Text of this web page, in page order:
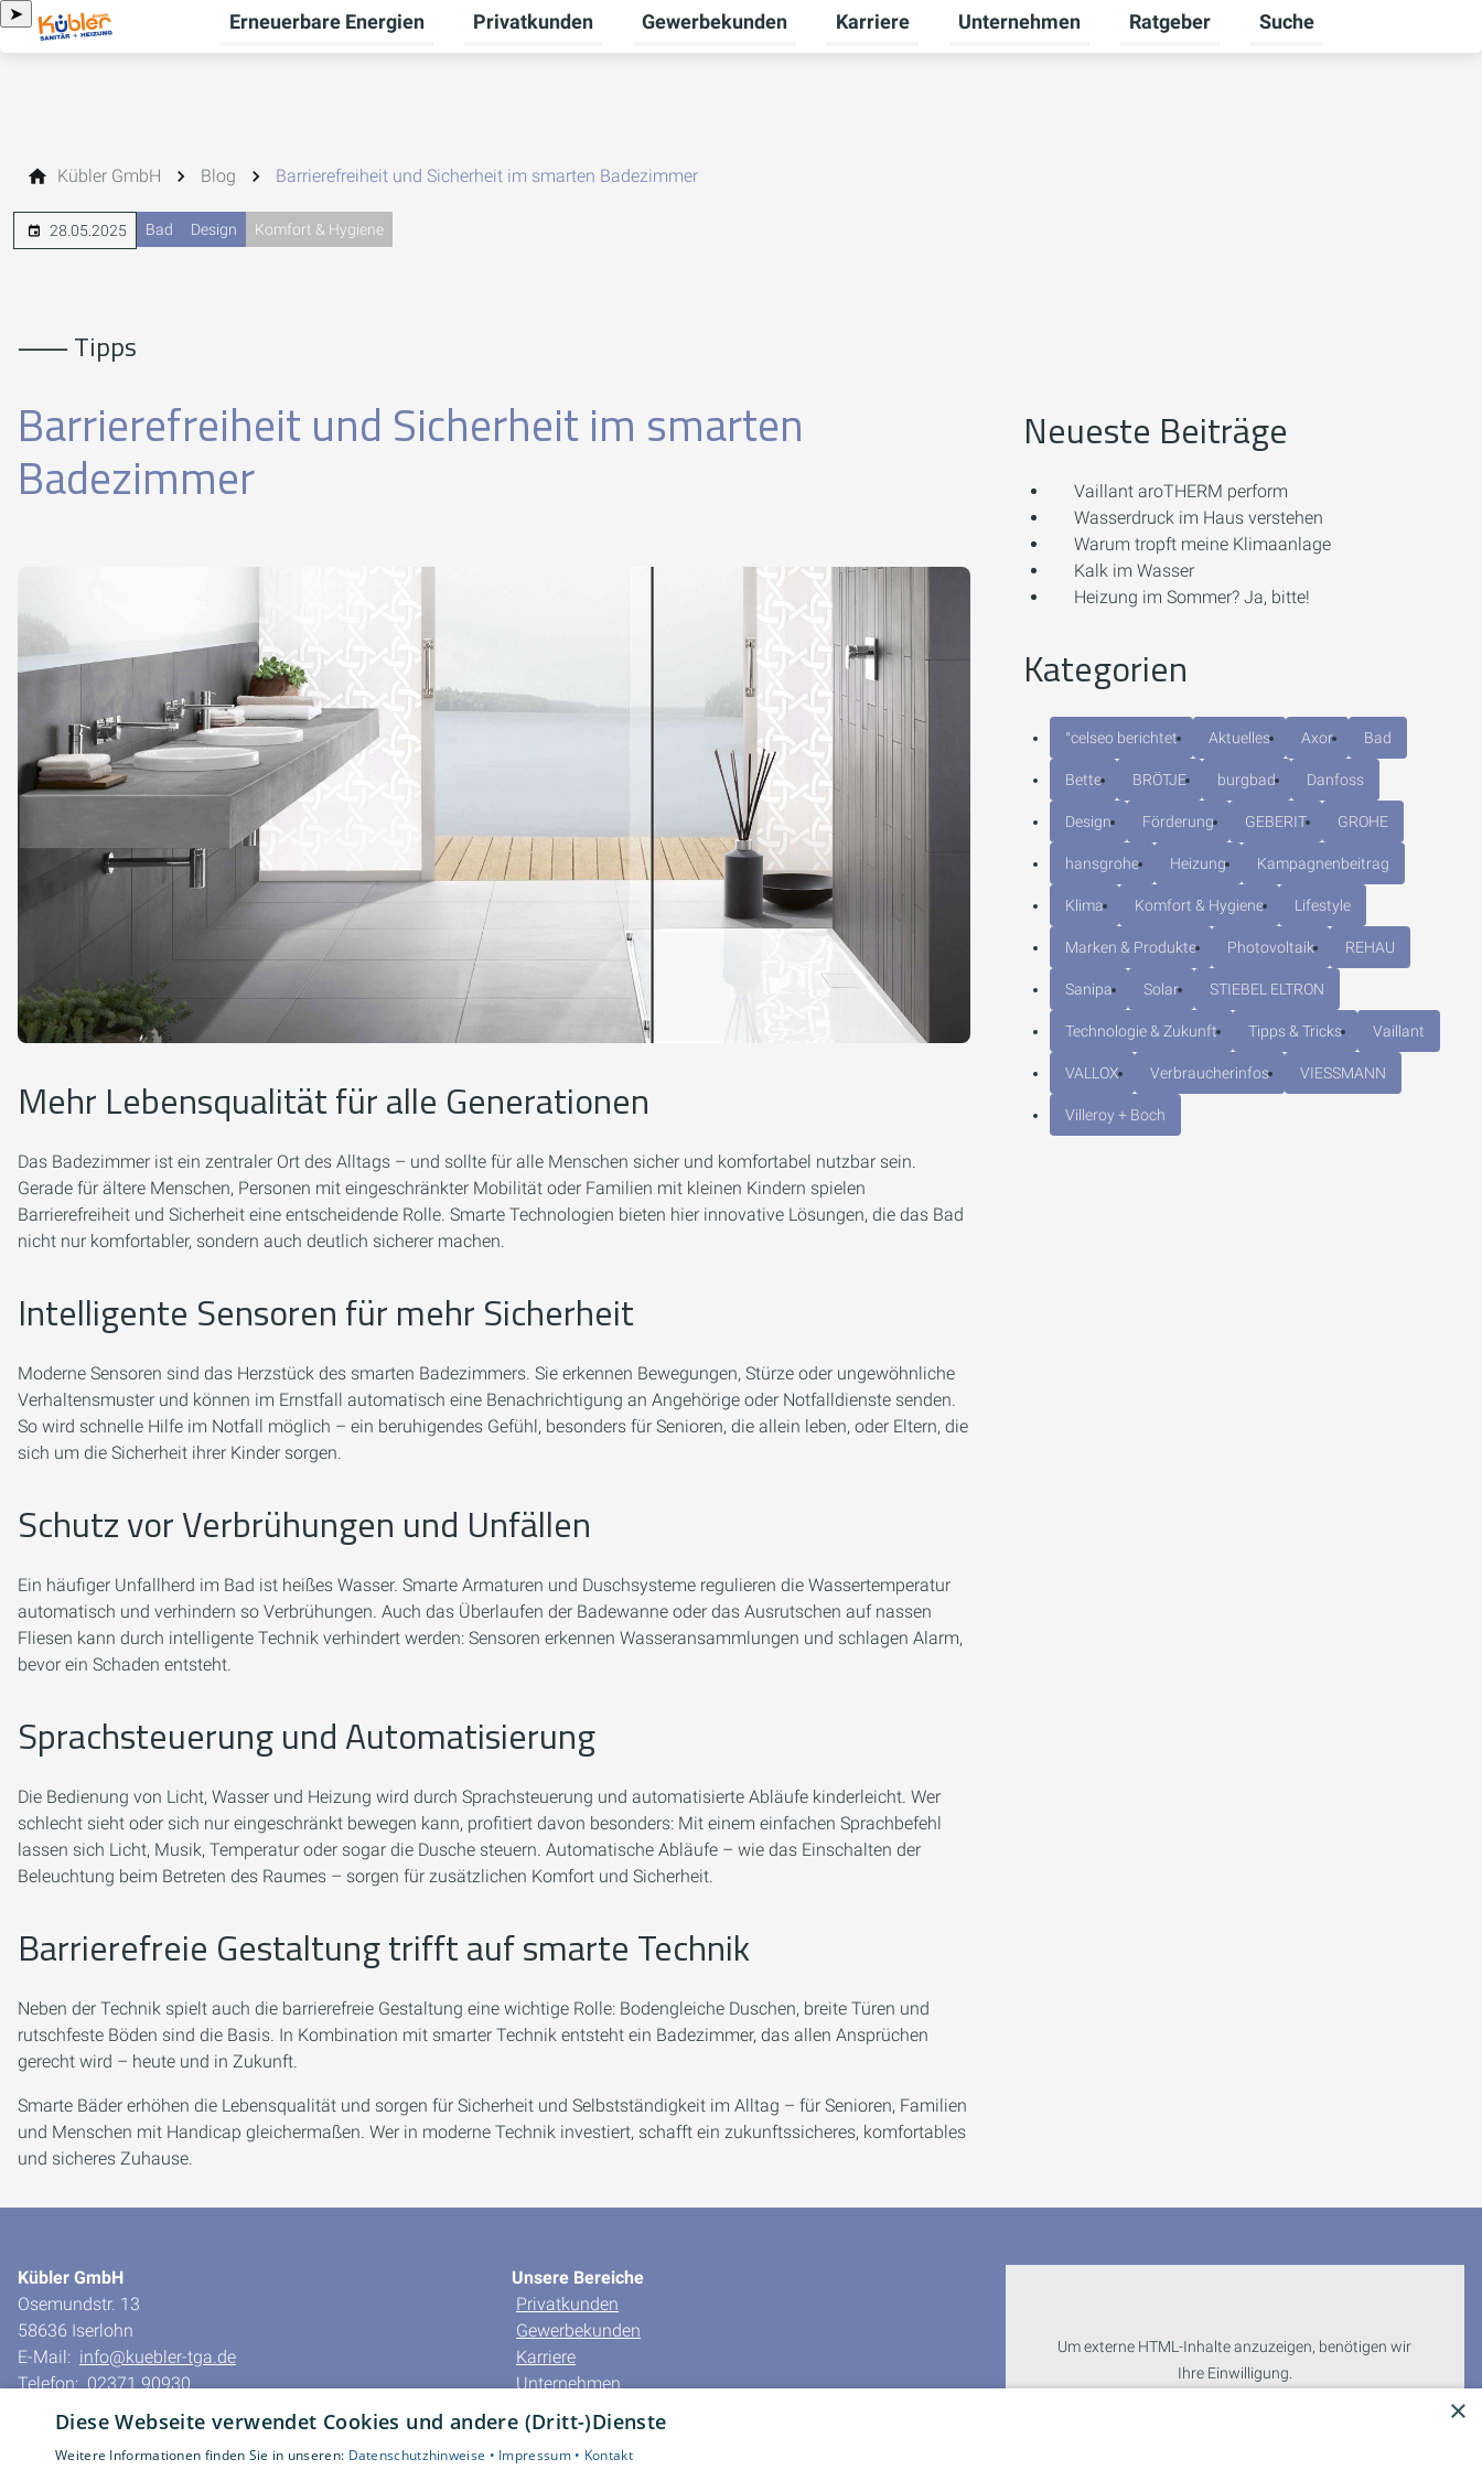
➤ Erneuerbare Energien
Untermenü für Erneuerbare Energien umschalten
Privatkunden
Untermenü für Privatkunden umschalten
Gewerbekunden
Untermenü für Gewerbekunden umschalten
Karriere
Untermenü für Karriere umschalten
Unternehmen
Untermenü für Unternehmen umschalten
Ratgeber
Untermenü für Ratgeber
Suche
Kübler GmbH Blog Barrierefreiheit und Sicherheit im smarten Badezimmer
28.05.2025 Bad Design Komfort & Hygiene
⸺ Tipps
Barrierefreiheit und Sicherheit im smarten
Badezimmer
Mehr Lebensqualität für alle Generationen
Das Badezimmer ist ein zentraler Ort des Alltags – und sollte für alle Menschen sicher und komfortabel nutzbar sein.
Gerade für ältere Menschen, Personen mit eingeschränkter Mobilität oder Familien mit kleinen Kindern spielen
Barrierefreiheit und Sicherheit eine entscheidende Rolle. Smarte Technologien bieten hier innovative Lösungen, die das Bad
nicht nur komfortabler, sondern auch deutlich sicherer machen.
Intelligente Sensoren für mehr Sicherheit
Moderne Sensoren sind das Herzstück des smarten Badezimmers. Sie erkennen Bewegungen, Stürze oder ungewöhnliche
Verhaltensmuster und können im Ernstfall automatisch eine Benachrichtigung an Angehörige oder Notfalldienste senden.
So wird schnelle Hilfe im Notfall möglich – ein beruhigendes Gefühl, besonders für Senioren, die allein leben, oder Eltern, die
sich um die Sicherheit ihrer Kinder sorgen.
Schutz vor Verbrühungen und Unfällen
Ein häufiger Unfallherd im Bad ist heißes Wasser. Smarte Armaturen und Duschsysteme regulieren die Wassertemperatur
automatisch und verhindern so Verbrühungen. Auch das Überlaufen der Badewanne oder das Ausrutschen auf nassen
Fliesen kann durch intelligente Technik verhindert werden: Sensoren erkennen Wasseransammlungen und schlagen Alarm,
bevor ein Schaden entsteht.
Sprachsteuerung und Automatisierung
Die Bedienung von Licht, Wasser und Heizung wird durch Sprachsteuerung und automatisierte Abläufe kinderleicht. Wer
schlecht sieht oder sich nur eingeschränkt bewegen kann, profitiert davon besonders: Mit einem einfachen Sprachbefehl
lassen sich Licht, Musik, Temperatur oder sogar die Dusche steuern. Automatische Abläufe – wie das Einschalten der
Beleuchtung beim Betreten des Raumes – sorgen für zusätzlichen Komfort und Sicherheit.
Barrierefreie Gestaltung trifft auf smarte Technik
Neben der Technik spielt auch die barrierefreie Gestaltung eine wichtige Rolle: Bodengleiche Duschen, breite Türen und
rutschfeste Böden sind die Basis. In Kombination mit smarter Technik entsteht ein Badezimmer, das allen Ansprüchen
gerecht wird – heute und in Zukunft.
Smarte Bäder erhöhen die Lebensqualität und sorgen für Sicherheit und Selbstständigkeit im Alltag – für Senioren, Familien
und Menschen mit Handicap gleichermaßen. Wer in moderne Technik investiert, schafft ein zukunftssicheres, komfortables
und sicheres Zuhause.
Neueste Beiträge
Vaillant aroTHERM perform
Wasserdruck im Haus verstehen
Warum tropft meine Klimaanlage
Kalk im Wasser
Heizung im Sommer? Ja, bitte!
Kategorien
°celseo berichtet Aktuelles Axor Bad
Bette BRÖTJE burgbad Danfoss
Design Förderung GEBERIT GROHE
hansgrohe Heizung Kampagnenbeitrag
Klima Komfort & Hygiene Lifestyle
Marken & Produkte Photovoltaik REHAU
Sanipa Solar STIEBEL ELTRON
Technologie & Zukunft Tipps & Tricks Vaillant
VALLOX Verbraucherinfos VIESSMANN
Villeroy + Boch
Kübler GmbH
Osemundstr. 13
58636 Iserlohn
E-Mail: info@kuebler-tga.de
Telefon: 02371 90930
Telefax: 02371 61188
Impressum
Unsere Bereiche
Privatkunden
Gewerbekunden
Karriere
Unternehmen
Kontakt
Um externe HTML-Inhalte anzuzeigen, benötigen wir
Ihre Einwilligung.
×
Diese Webseite verwendet Cookies und andere (Dritt-)Dienste
Weitere Informationen finden Sie in unseren: Datenschutzhinweise • Impressum • Kontakt